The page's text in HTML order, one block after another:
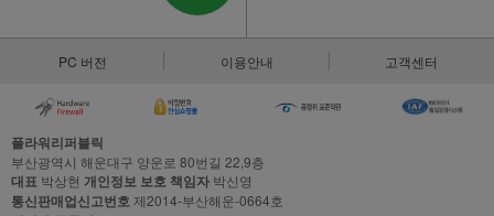
PC 버전 이용안내 고객센터
플라워리퍼블릭
부산광역시 해운대구 양운로 80번길 22,9층
대표 박상현 개인정보 보호 책임자 박신영
통신판매업신고번호제2014-부산해운-0664호